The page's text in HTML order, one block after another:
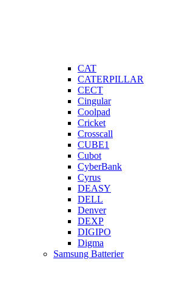
CAT
CATERPILLAR
CECT
Cingular
Coolpad
Cricket
Crosscall
CUBE1
Cubot
CyberBank
Cyrus
DEASY
DELL
Denver
DEXP
DIGIPO
Digma
Samsung Batterier